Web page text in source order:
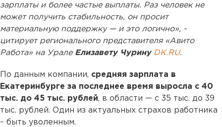
зарплаты и более частые выплаты. Раз человек не
может получить стабильность, он просит
материальную поддержку — и это логично», -
цитирует регионального представителя «Авито
Работа» на Урале Елизавету Чурину DK.RU.
По данным компании, средняя зарплата в
Екатеринбурге за последнее время выросла с 40
тыс. до 45 тыс. рублей, в области — с 35 тыс. до 39
тыс. рублей. Один из актуальных страхов работника
– быть уволенным.